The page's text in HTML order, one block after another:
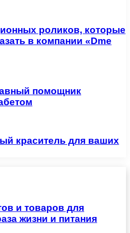
роликов, которые
в компании «Dme
помощник
краситель для ваших
и товаров для
жизни и питания